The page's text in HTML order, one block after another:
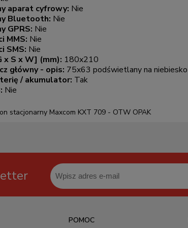
aparat cyfrowy: Nie
Bluetooth: Nie
GPRS: Nie
MMS: Nie
SMS: Nie
x S x W] (mm): 180x210
główny - opis: 75x63 podświetlany na niebiesko
/ akumulator: Tak
Nie
stacjonarny Maxcom KXT 709 - OTW OPAK
POMOC